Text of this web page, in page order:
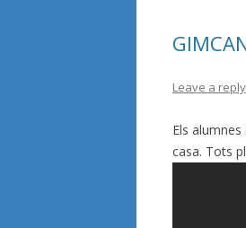
Leave a reply
Els
casa. Tots